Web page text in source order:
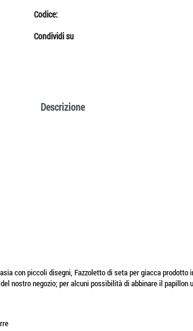
Codice:
Condividi su
Descrizione
con piccoli disegni, Fazzoletto di seta per giacca
nostro negozio; per alcuni possibilità di abbinare il